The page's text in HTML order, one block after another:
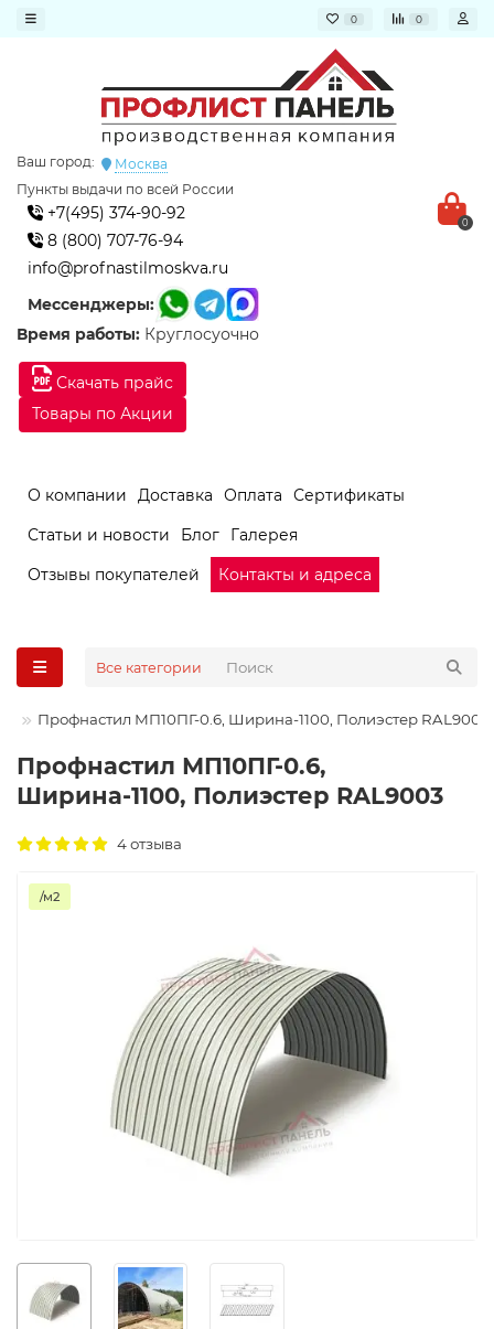
0 0
Скачать прайс
Товары по Акции
Ваш город:
Москва
Пункты выдачи по всей России
+7(495) 374-90-92
8 (800) 707-76-94
info@profnastilmoskva.ru
Мессенджеры:
Время работы: Круглосуочно
0
О компании Доставка Оплата
Сертификаты
Статьи и новости
Блог
Галерея
Отзывы покупателей
Контакты и адреса
Все категории
Профнастил МП10ПГ-0.6, Ширина-1100, Полиэстер RAL9003
Профнастил МП10ПГ-0.6,
Ширина-1100, Полиэстер RAL9003
4 отзыва
/м2